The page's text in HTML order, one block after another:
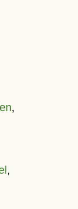
,
,